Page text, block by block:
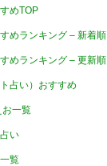
めTOP
めランキング – 新着順
めランキング – 更新順
占い）おすすめ
お一覧
い
覧